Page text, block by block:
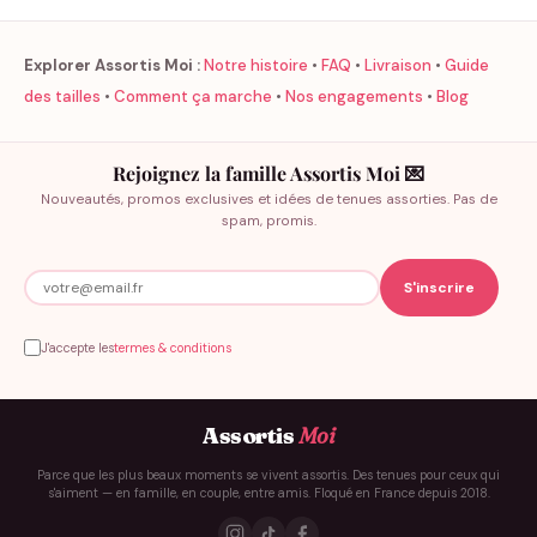
La pochette est fabriquée en simili cuir saffiano au grain fin, une
utilisé dans la maroquinerie de luxe. Ses atouts :
Fermeture éclair dorée pour sécuriser le compartiment
3 styles de personnalisation au choix
Vous choisissez le style qui vous ressemble :
STYLE DESCRIPTION
« La Famille [Nom] » en dorure fine, calligraphié —
pour les amateurs de minimalisme intemporel
FAMILLE » au-dessus du nom calligraphié —
Explorer Assortis Moi :Notre histoire • FAQ • Livraison • Guide
des tailles • Comment ça marche • Nos engagements • Blog
Rejoignez la famille Assortis Moi 💌
Nouveautés, promos exclusives et idées de tenues assorties. Pas de
spam, promis.
J'accepte lestermes & conditions
AssortisMoi
Parce que les plus beaux moments se vivent assortis. Des tenues pour ceux qui
s'aiment — en famille, en couple, entre amis. Floqué en France depuis 2018.